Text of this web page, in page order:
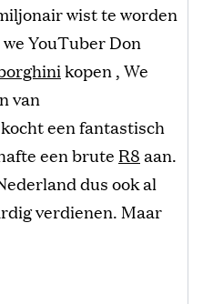
wist te worden
YouTuber Don
kopen , We
van
een fantastisch
een brute R8aan.
dus ook al
verdienen. Maar